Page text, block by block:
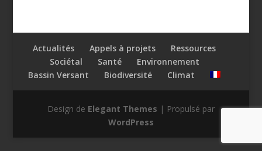
Actualités Appels à projets
Ressources
Sociétal
Santé
Environnement
Bassin Versant
Biodiversité Climat
Design de Elegant Themes | Propulsé par
WordPress